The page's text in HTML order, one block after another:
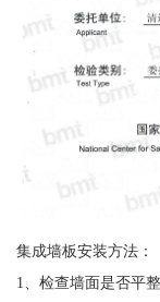
集成墙板安装方法：
1、检查墙面是否平